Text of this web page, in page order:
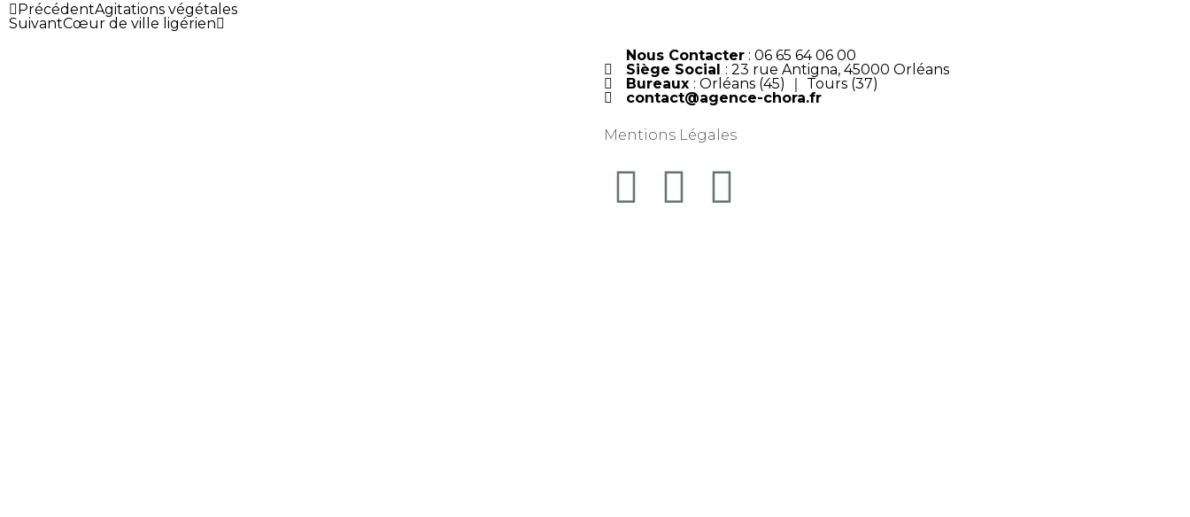
PrécédentAgitations végétales
SuivantCœur de ville ligérien
Nous Contacter : 06 65 64 06 00
Siège Social : 23 rue Antigna, 45000 Orléans
Bureaux : Orléans (45) ｜ Tours (37)
contact@agence-chora.fr
Mentions Légales